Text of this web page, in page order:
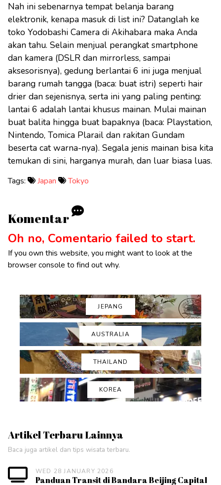
Nah ini sebenarnya tempat belanja barang
elektronik, kenapa masuk di list ini? Datanglah ke
toko Yodobashi Camera di Akihabara maka Anda
akan tahu. Selain menjual perangkat smartphone
dan kamera (DSLR dan mirrorless, sampai
aksesorisnya), gedung berlantai 6 ini juga menjual
barang rumah tangga (baca: buat istri) seperti hair
drier dan sejenisnya, serta ini yang paling penting:
lantai 6 adalah lantai khusus mainan. Mulai mainan
buat balita hingga buat bapaknya (baca: Playstation,
Nintendo, Tomica Plarail dan rakitan Gundam
beserta cat warna-nya). Segala jenis mainan bisa kita
temukan di sini, harganya murah, dan luar biasa luas.
Tags: Japan Tokyo
Komentar
Oh no, Comentario failed to start.
If you own this website, you might want to look at the
browser console to find out why.
JEPANG
AUSTRALIA
THAILAND
KOREA
Artikel Terbaru Lainnya
Baca juga artikel dan tips wisata terbaru.
WED 28 JANUARY 2026
Panduan Transit di Bandara Beijing Capital